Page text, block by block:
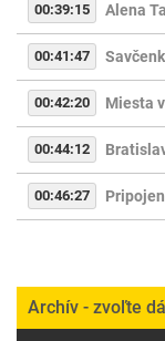
00:39:15 Alena
00:41:47
00:42:20 Miesta
00:44:12
00:46:27
Archív - zvoľte